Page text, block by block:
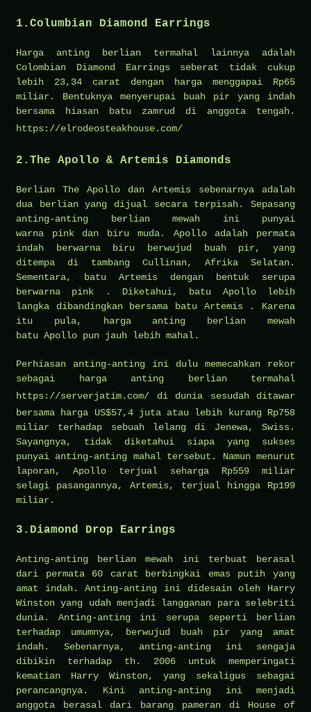
1.Columbian Diamond Earrings
Harga anting berlian termahal lainnya adalah
Colombian Diamond Earrings seberat tidak cukup
lebih 23,34 carat dengan harga menggapai Rp65
miliar. Bentuknya menyerupai buah pir yang indah
bersama hiasan batu zamrud di anggota tengah.
https://elrodeosteakhouse.com/
2.The Apollo & Artemis Diamonds
Berlian The Apollo dan Artemis sebenarnya adalah
dua berlian yang dijual secara terpisah. Sepasang
anting-anting berlian mewah ini punyai
warna pink dan biru muda. Apollo adalah permata
indah berwarna biru berwujud buah pir, yang
ditempa di tambang Cullinan, Afrika Selatan.
Sementara, batu Artemis dengan bentuk serupa
berwarna pink . Diketahui, batu Apollo lebih
langka dibandingkan bersama batu Artemis . Karena
itu pula, harga anting berlian mewah
batu Apollo pun jauh lebih mahal.
Perhiasan anting-anting ini dulu memecahkan rekor
sebagai harga anting berlian termahal
https://serverjatim.com/ di dunia sesudah ditawar
bersama harga US$57,4 juta atau lebih kurang Rp758
miliar terhadap sebuah lelang di Jenewa, Swiss.
Sayangnya, tidak diketahui siapa yang sukses
punyai anting-anting mahal tersebut. Namun menurut
laporan, Apollo terjual seharga Rp559 miliar
selagi pasangannya, Artemis, terjual hingga Rp199
miliar.
3.Diamond Drop Earrings
Anting-anting berlian mewah ini terbuat berasal
dari permata 60 carat berbingkai emas putih yang
amat indah. Anting-anting ini didesain oleh Harry
Winston yang udah menjadi langganan para selebriti
dunia. Anting-anting ini serupa seperti berlian
terhadap umumnya, berwujud buah pir yang amat
indah. Sebenarnya, anting-anting ini sengaja
dibikin terhadap th. 2006 untuk memperingati
kematian Harry Winston, yang sekaligus sebagai
perancangnya. Kini anting-anting ini menjadi
anggota berasal dari barang pameran di House of